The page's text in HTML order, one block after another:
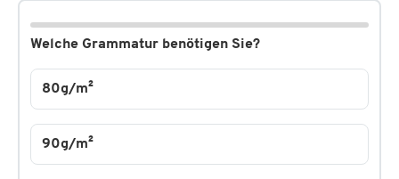
Welche Grammatur benötigen Sie?
80g/m²
90g/m²